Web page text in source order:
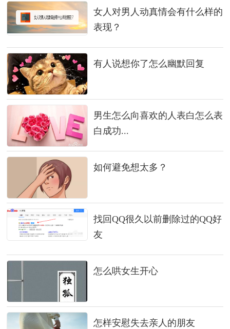
女人对男人动真情会有什么样的
表现？
有人说想你了怎么幽默回复
男生怎么向喜欢的人表白怎么表
白成功...
如何避免想太多？
找回QQ很久以前删除过的QQ好
友
怎么哄女生开心
怎样安慰失去亲人的朋友